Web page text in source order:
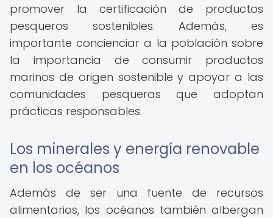
promover la certificación de productos
pesqueros sostenibles. Además, es
importante concienciar a la población sobre
la importancia de consumir productos
marinos de origen sostenible y apoyar a las
comunidades pesqueras que adoptan
prácticas responsables.
Los minerales y energía renovable
en los océanos
Además de ser una fuente de recursos
alimentarios, los océanos también albergan